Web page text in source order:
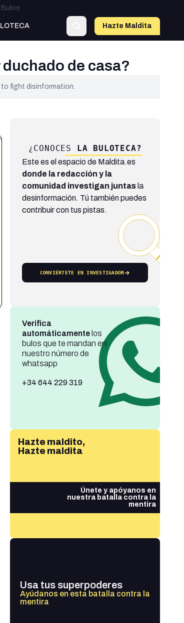
Bulos
Hazte Maldita
de casa?
to fight disinformation.
¿CONOCES LA BULOTECA?
Este es el espacio de Maldita.es
donde la redacción y la
comunidad investigan juntasla
desinformación. Tú también puedes
contribuir con tus pistas.
CONVIÉRTETE EN INVESTIGADOR
Verifica
automáticamentelos
bulos que te mandan en
nuestro número de
whatsapp
+34 644 229 319
Hazte maldito,
Hazte maldita
Únete y apóyanos en
nuestra batalla contra la
mentira
Usa tus superpoderes
Ayúdanos en esta batalla contra la
mentira